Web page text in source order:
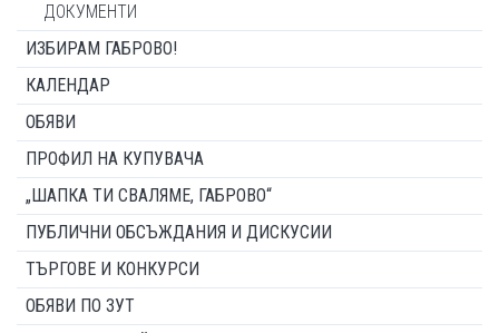
ДОКУМЕНТИ
ИЗБИРАМ ГАБРОВО!
КАЛЕНДАР
ОБЯВИ
ПРОФИЛ НА КУПУВАЧА
„ШАПКА ТИ СВАЛЯМЕ, ГАБРОВО“
ПУБЛИЧНИ ОБСЪЖДАНИЯ И ДИСКУСИИ
ТЪРГОВЕ И КОНКУРСИ
ОБЯВИ ПО ЗУТ